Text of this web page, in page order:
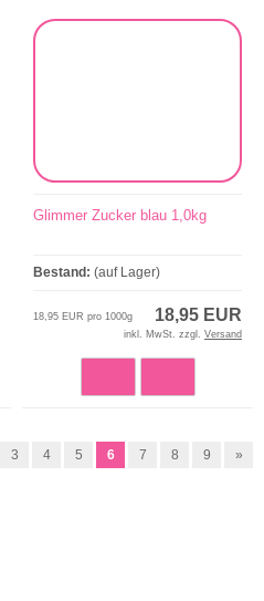
Glimmer Zucker blau 1,0kg
Bestand: (auf Lager)
18,95 EUR
18,95 EUR pro 1000g
inkl. MwSt. zzgl. Versand
3 4 5 6 7 8 9 »